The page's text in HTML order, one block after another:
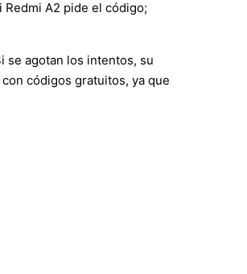
A2 pide el código;
se agotan los intentos, su
códigos gratuitos, ya que